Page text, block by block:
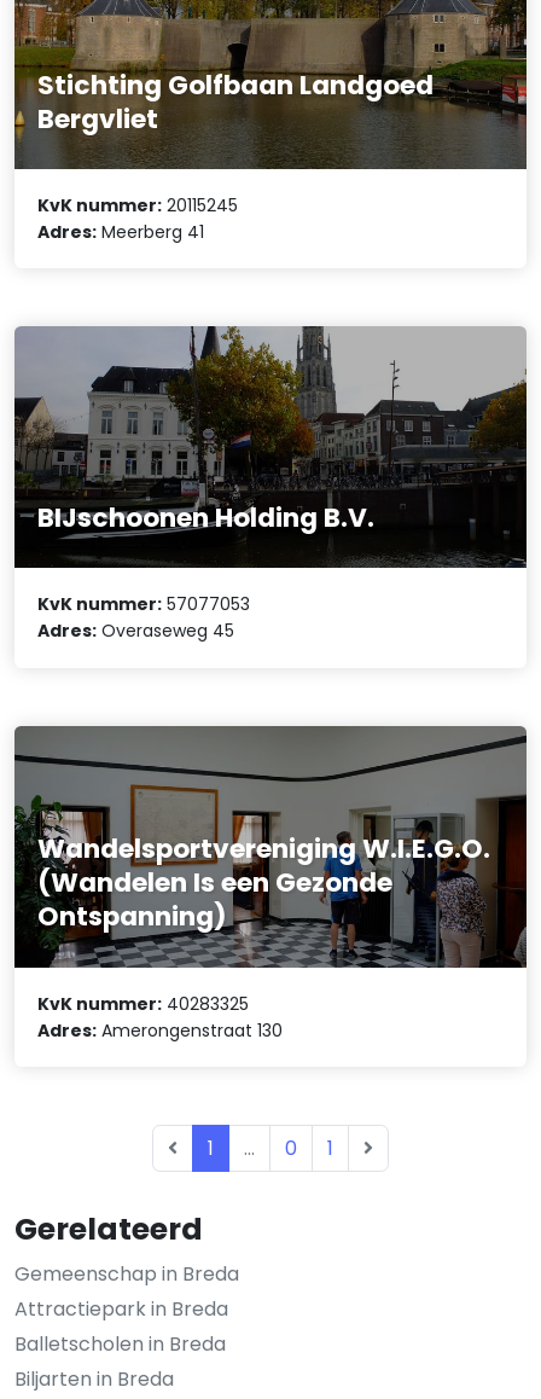
Gerelateerd
Gemeenschap in Breda
Attractiepark in Breda
Balletscholen in Breda
Biljarten in Breda
Stichting Golfbaan Landgoed
Bergvliet
KvK nummer: 20115245
Adres: Meerberg 41
BIJschoonen Holding B.V.
KvK nummer: 57077053
Adres: Overaseweg 45
Wandelsportvereniging W.I.E.G.O.
(Wandelen Is een Gezonde
Ontspanning)
KvK nummer: 40283325
Adres: Amerongenstraat 130
1 ... 0 1